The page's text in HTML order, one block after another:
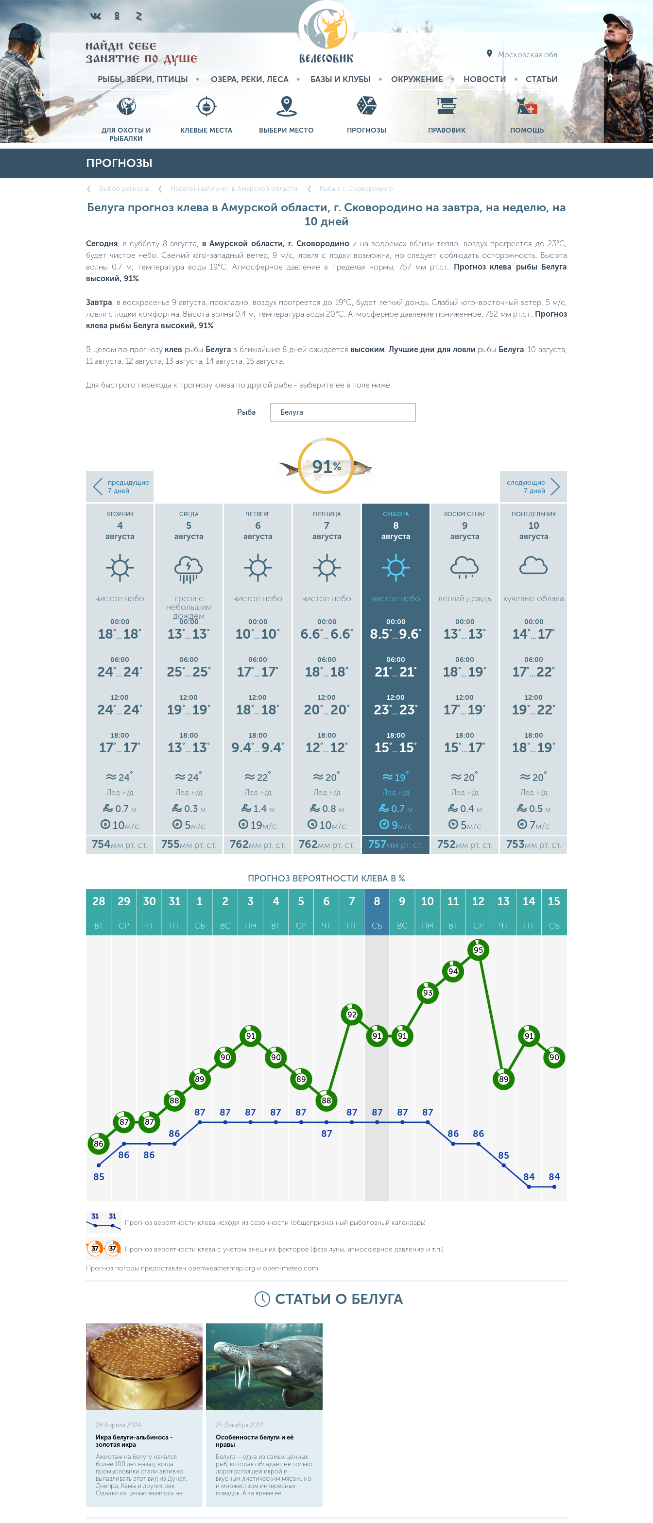
Московская обл
РЫБЫ, ЗВЕРИ, ПТИЦЫ ОЗЕРА, РЕКИ, ЛЕСА БАЗЫ И КЛУБЫ ОКРУЖЕНИЕ НОВОСТИ СТАТЬИ
ДЛЯ ОХОТЫ И
РЫБАЛКИ
КЛЕВЫЕ МЕСТА ВЫБЕРИ МЕСТО ПРОГНОЗЫ ПРАВОВИК ПОМОЩЬ
ПРОГНОЗЫ
Выбор региона Населенный пункт в Амурской области Рыба в г. Сковородино
Белуга прогноз клева в Амурской области, г. Сковородино на завтра, на неделю, на
10 дней
Сегодня , в субботу 8 августа, в Амурской области, г. Сковородинои на водоемах вблизи тепло, воздух прогреется до 23°C,
будет чистое небо. Свежий юго-западный ветер, 9 м/с, ловля с лодки возможна, но следует соблюдать осторожность. Высота
волны 0.7 м, температура воды 19°C. Атмосферное давление в пределах нормы, 757 мм рт.ст.. Прогноз клева рыбы Белуга
высокий, 91%
Завтра , в воскресенье 9 августа, прохладно, воздух прогреется до 19°C, будет легкий дождь. Слабый юго-восточный ветер, 5 м/с,
ловля с лодки комфортна. Высота волны 0.4 м, температура воды 20°C. Атмосферное давление пониженное, 752 мм рт.ст.. Прогноз
клева рыбы Белуга высокий, 91%
В целом по прогнозу клев рыбы Белуга в ближайшие 8 дней ожидается высоким Лучшие дни для ловли рыбы Белуга: 10 августа,
11 августа, 12 августа, 13 августа, 14 августа, 15 августа.
Для быстрого перехода к прогнозу клева по другой рыбе - выберите ее в поле ниже.
Рыба
предыдущие
7 дней
91%
следующие
7 дней
ВТОРНИК
4
августа
чистое небо
00:00
18°
… 18°
06:00
24°
… 24°
12:00
24°
… 24°
18:00
17°
… 17°
24°
Лед н/д
0.7 м
10м/с
754мм рт. ст.
СРЕДА
5
августа
гроза с
небольшим
дождем
00:00
13°
… 13°
06:00
25°
… 25°
12:00
19°
… 19°
18:00
13°
… 13°
24°
Лед н/д
0.3 м
5м/с
755мм рт. ст.
ЧЕТВЕРГ
6
августа
чистое небо
00:00
10°
… 10°
06:00
17°
… 17°
12:00
18°
… 18°
18:00
9.4°
… 9.4°
22°
Лед н/д
1.4 м
19м/с
762мм рт. ст.
ПЯТНИЦА
7
августа
чистое небо
00:00
6.6°
… 6.6°
06:00
18°
… 18°
12:00
20°
… 20°
18:00
12°
… 12°
20°
Лед н/д
0.8 м
10м/с
762мм рт. ст.
СУББОТА
8
августа
чистое небо
00:00
8.5°
… 9.6°
06:00
21°
… 21°
12:00
23°
… 23°
18:00
15°
… 15°
19°
Лед н/д
0.7 м
9м/с
757мм рт. ст.
ВОСКРЕСЕНЬЕ
9
августа
легкий дождь
00:00
13°
… 13°
06:00
18°
… 19°
12:00
17°
… 19°
18:00
15°
… 17°
20°
Лед н/д
0.4 м
5м/с
752мм рт. ст.
ПОНЕДЕЛЬНИК
10
августа
кучевые облака
00:00
14°
… 17°
06:00
17°
… 22°
12:00
19°
… 22°
18:00
18°
… 19°
20°
Лед н/д
0.5 м
7м/с
753мм рт. ст.
ПРОГНОЗ ВЕРОЯТНОСТИ КЛЕВА В %
28
ВТ
29
СР
30
ЧТ
31
ПТ
1
СБ
2
ВС
3
ПН
4
ВТ
5
СР
6
ЧТ
7
ПТ
8
СБ
9
ВС
10
ПН
11
ВТ
12
СР
13
ЧТ
14
ПТ
15
СБ
85
86 86
86
87 87 87 87
87
87
87 87 87 87
86 86
85
84 84
86
87 87
88
89
90
91
90
89
88
92
91 91
93
94
95
89
91
90
Прогноз вероятности клева исходя из сезонности (общепризнанный рыболовный календарь)
Прогноз вероятности клева с учетом внешних факторов (фаза луны, атмосферное давление и т.п.)
Прогноз погоды предоставлен openweathermap.org и open-meteo.com
СТАТЬИ О БЕЛУГА
28 Апреля 2024
Икра белуги-альбиноса -
золотая икра
Ажиотаж на белугу начался
более 100 лет назад, когда
промысловики стали активно
вылавливать этот вид из Дуная,
Днепра, Камы и других рек.
Однако их целью являлось не
говоря, обладает очень
25 Декабря 2017
Особенности белуги и её
нравы
Белуга – одна из самых ценных
рыб, которая обладает не только
дорогостоящей икрой и
вкусным диетическим мясом, но
и множеством интересных
повадок. А за время её
исчисляется миллионами лет,